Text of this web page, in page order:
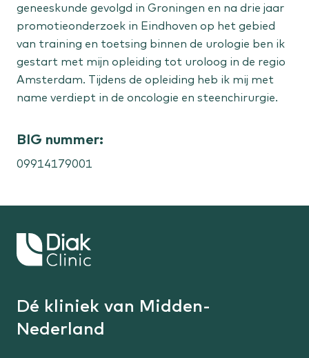
Sportletsel
Knieletsel
Vrouw
Scheelzien
Liesbreuk
Niersteen
geneeskunde gevolgd in Groningen en na drie jaar
promotieonderzoek in Eindhoven op het gebied
van training en toetsing binnen de urologie ben ik
gestart met mijn opleiding tot uroloog in de regio
Amsterdam. Tijdens de opleiding heb ik mij met
name verdiept in de oncologie en steenchirurgie.
BIG nummer:
09914179001
Keer
terug
homepage
Dé kliniek van Midden-
Nederland